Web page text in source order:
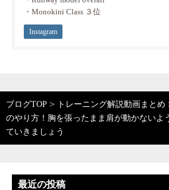
・Monokini Class ３位
Instagram
ブログTOP > トレーニング解説動画まとめ
のやり方！胸を張ったまま肩が動かないよ
ていきましょう
最近の投稿